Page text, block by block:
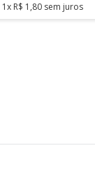
1x R$ 1,80 sem juros